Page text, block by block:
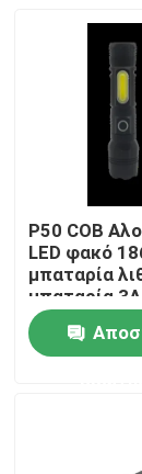
Σπίτι
P50 COB
LED φακό
μπαταρία
μπαταρία